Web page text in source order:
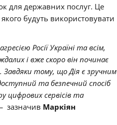
для державних послуг. Це
будуть використовувати
Росії Україні та всім,
і вже скоро він починає
Завдяки тому, що Дія є зручним
та безпечний спосіб
цифрових сервісів та
зазначив Маркіян